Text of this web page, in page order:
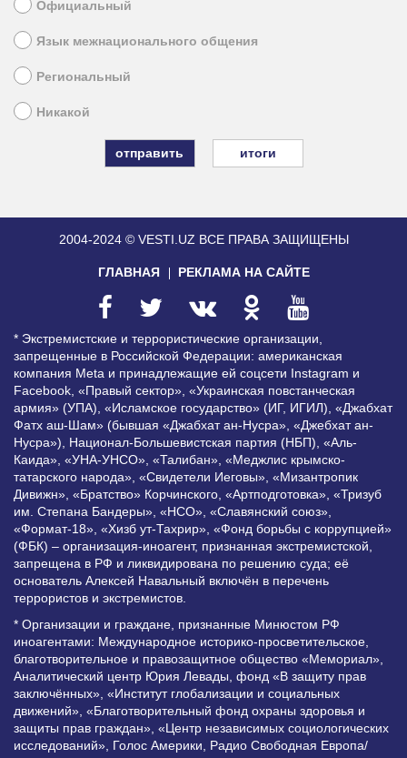
Официальный
Язык межнационального общения
Региональный
Никакой
итоги
2004-2024 © VESTI.UZ ВСЕ ПРАВА ЗАЩИЩЕНЫ
ГЛАВНАЯ РЕКЛАМА НА САЙТЕ
* Экстремистские и террористические организации,
запрещенные в Российской Федерации: американская
компания Meta и принадлежащие ей соцсети Instagram и
Facebook, «Правый сектор», «Украинская повстанческая
армия» (УПА), «Исламское государство» (ИГ, ИГИЛ), «Джабхат
Фатх аш-Шам» (бывшая «Джабхат ан-Нусра», «Джебхат ан-
Нусра»), Национал-Большевистская партия (НБП), «Аль-
Каида», «УНА-УНСО», «Талибан», «Меджлис крымско-
татарского народа», «Свидетели Иеговы», «Мизантропик
Дивижн», «Братство» Корчинского, «Артподготовка», «Тризуб
им. Степана Бандеры», «НСО», «Славянский союз»,
«Формат-18», «Хизб ут-Тахрир», «Фонд борьбы с коррупцией»
(ФБК) – организация-иноагент, признанная экстремистской,
запрещена в РФ и ликвидирована по решению суда; её
основатель Алексей Навальный включён в перечень
террористов и экстремистов.
* Организации и граждане, признанные Минюстом РФ
иноагентами: Международное историко-просветительское,
благотворительное и правозащитное общество «Мемориал»,
Аналитический центр Юрия Левады, фонд «В защиту прав
заключённых», «Институт глобализации и социальных
движений», «Благотворительный фонд охраны здоровья и
защиты прав граждан», «Центр независимых социологических
исследований», Голос Америки, Радио Свободная Европа/